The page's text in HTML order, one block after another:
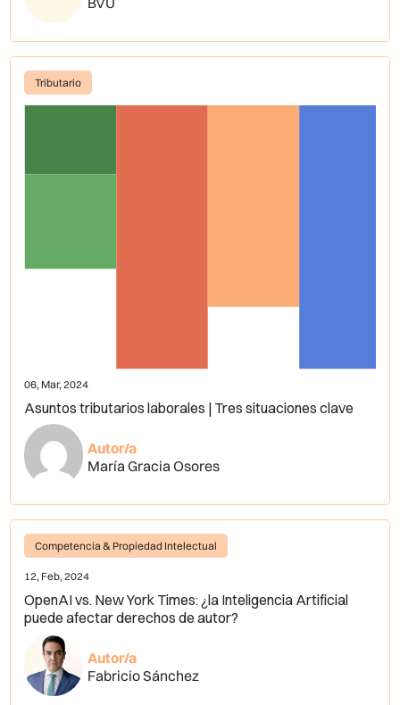
Tributario
06, Mar, 2024
Asuntos tributarios laborales | Tres situaciones clave
Autor/a
María Gracia Osores
Competencia & Propiedad Intelectual
12, Feb, 2024
OpenAI vs. New York Times: ¿la Inteligencia Artificial
puede afectar derechos de autor?
Autor/a
Fabricio Sánchez